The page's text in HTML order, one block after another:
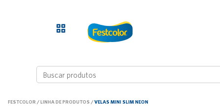
FESTCOLOR /LINHA DE PRODUTOS /VELAS MINI SLIM NEON